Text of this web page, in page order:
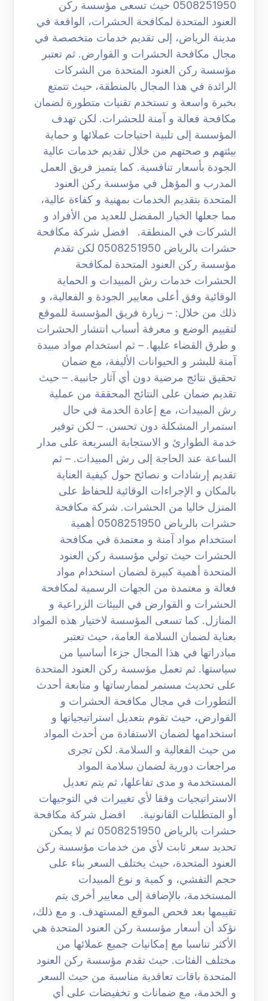
0508251950 حيث تسعى مؤسسة ركن
العنود المتحدة لمكافحة الحشرات، الواقعة في
مدينة الرياض، إلى تقديم خدمات متخصصة في
مجال مكافحة الحشرات و القوارض. ثم تعتبر
مؤسسة ركن العنود المتحدة من الشركات
الرائدة في هذا المجال بالمنطقة، حيث تتمتع
بخبرة واسعة و تستخدم تقنيات متطورة لضمان
مكافحة فعالة و آمنة للحشرات. لكن تهدف
المؤسسة إلى تلبية احتياجات عملائها و حماية
بيئتهم و صحتهم من خلال تقديم خدمات عالية
الجودة بأسعار تنافسية. كما يتميز فريق العمل
المدرب و المؤهل في مؤسسة ركن العنود
المتحدة بتقديم الخدمات بمهنية و كفاءة عالية،
مما جعلها الخيار المفضل للعديد من الأفراد و
الشركات في المنطقة. افضل شركة مكافحة
حشرات بالرياض 0508251950 لكن تقدم
مؤسسة ركن العنود المتحدة لمكافحة
الحشرات خدمات رش المبيدات و الحماية
الوقائية وفق أعلى معايير الجودة و الفعالية، و
ذلك من خلال: – زيارة فريق المؤسسة للموقع
لتقييم الوضع و معرفة أسباب انتشار الحشرات
و طرق القضاء عليها. – ثم استخدام مواد مبيدة
آمنة للبشر و الحيوانات الأليفة، مع ضمان
تحقيق نتائج مرضية دون أي آثار جانبية. – حيث
تقديم ضمان على النتائج المحققة من عملية
رش المبيدات، مع إعادة الخدمة في حال
استمرار المشكلة دون تحسن. – لكن توفير
خدمة الطوارئ و الاستجابة السريعة على مدار
الساعة عند الحاجة إلى رش المبيدات. – ثم
تقديم إرشادات و نصائح حول كيفية العناية
بالمكان و الإجراءات الوقائية للحفاظ على
المنزل خاليا من الحشرات. شركة مكافحة
حشرات بالرياض 0508251950 أهمية
استخدام مواد آمنة و معتمدة في مكافحة
الحشرات حيث تولي مؤسسة ركن العنود
المتحدة أهمية كبيرة لضمان استخدام مواد
فعالة و معتمدة من الجهات الرسمية لمكافحة
الحشرات و القوارض في البيئات الزراعية و
المنازل. كما تسعى المؤسسة لاختيار هذه المواد
بعناية لضمان السلامة العامة، حيث تعتبر
مبادراتها في هذا المجال جزءا أساسيا من
سياستها. ثم تعمل مؤسسة ركن العنود المتحدة
على تحديث مستمر لممارساتها و متابعة أحدث
التطورات في مجال مكافحة الحشرات و
القوارض، حيث تقوم بتعديل استراتيجياتها و
استخدامها لضمان الاستفادة من أحدث المواد
من حيث الفعالية و السلامة. لكن تجرى
مراجعات دورية لضمان سلامة المواد
المستخدمة و مدى تفاعلها، ثم يتم تعديل
الاستراتيجيات وفقا لأي تغييرات في التوجيهات
أو المتطلبات القانونية. افضل شركة مكافحة
حشرات بالرياض 0508251950 ثم لا يمكن
تحديد سعر ثابت لأي من خدمات مؤسسة ركن
العنود المتحدة، حيث يختلف السعر بناء على
حجم التفشي، و كمية و نوع المبيدات
المستخدمة، بالإضافة إلى معايير أخرى يتم
تقييمها بعد فحص الموقع المستهدف. و مع ذلك،
نؤكد أن أسعار مؤسسة ركن العنود المتحدة هي
الأكثر تناسبا مع إمكانيات جميع عملائها من
مختلف الفئات. حيث تقدم مؤسسة ركن العنود
المتحدة باقات تعاقدية مناسبة من حيث السعر
و الخدمة، مع ضمانات و تخفيضات على أي